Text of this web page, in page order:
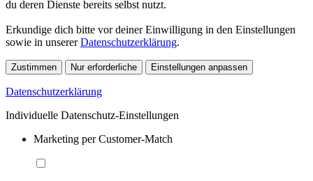
du deren Dienste bereits selbst nutzt.
Erkundige dich bitte vor deiner Einwilligung in den Einstellungen
sowie in unsererDatenschutzerklärung.
Zustimmen Nur erforderliche Einstellungen anpassen
Datenschutzerklärung
Individuelle Datenschutz-Einstellungen
Marketing per Customer-Match